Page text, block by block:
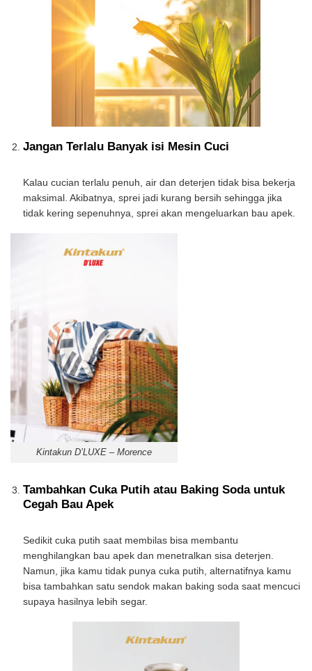
Jangan Terlalu Banyak isi Mesin Cuci
Kalau cucian terlalu penuh, air dan deterjen tidak bisa bekerja
maksimal. Akibatnya, sprei jadi kurang bersih sehingga jika
tidak kering sepenuhnya, sprei akan mengeluarkan bau apek.
Kintakun D’LUXE – Morence
Tambahkan Cuka Putih atau Baking Soda untuk
Cegah Bau Apek
Sedikit cuka putih saat membilas bisa membantu
menghilangkan bau apek dan menetralkan sisa deterjen.
Namun, jika kamu tidak punya cuka putih, alternatifnya kamu
bisa tambahkan satu sendok makan baking soda saat mencuci
supaya hasilnya lebih segar.